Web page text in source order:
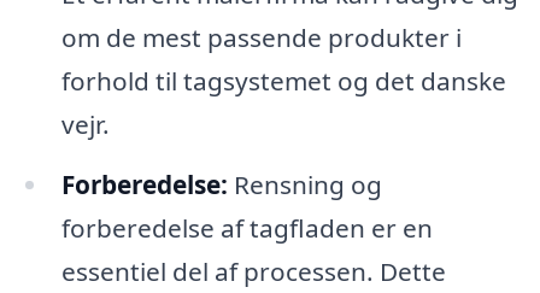
om de mest passende produkter i
forhold til tagsystemet og det danske
vejr.
Forberedelse: Rensning og
forberedelse af tagfladen er en
essentiel del af processen. Dette